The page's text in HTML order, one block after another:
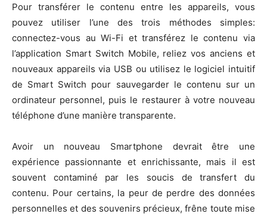
Pour transférer le contenu entre les appareils, vous
pouvez utiliser l’une des trois méthodes simples:
connectez-vous au Wi-Fi et transférez le contenu via
l’application Smart Switch Mobile, reliez vos anciens et
nouveaux appareils via USB ou utilisez le logiciel intuitif
de Smart Switch pour sauvegarder le contenu sur un
ordinateur personnel, puis le restaurer à votre nouveau
téléphone d’une manière transparente.
Avoir un nouveau Smartphone devrait être une
expérience passionnante et enrichissante, mais il est
souvent contaminé par les soucis de transfert du
contenu. Pour certains, la peur de perdre des données
personnelles et des souvenirs précieux, frêne toute mise